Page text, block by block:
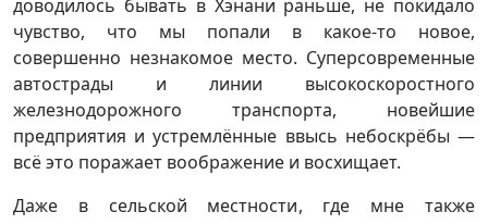
доводилось бывать в Хэнани раньше, не покидало
чувство, что мы попали в какое-то новое,
совершенно незнакомое место. Суперсовременные
автострады и линии высокоскоростного
железнодорожного транспорта, новейшие
предприятия и устремлённые ввысь небоскрёбы —
всё это поражает воображение и восхищает.
Даже в сельской местности, где мне также